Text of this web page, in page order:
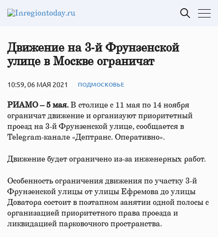
Движение на 3‑й Фрунзенской
улице в Москве ограничат
10:59, 06 МАЯ 2021 ПОДМОСКОВЬЕ
РИАМО – 5 мая. В столице с 11 мая по 14 ноября
ограничат движение и организуют приоритетный
проезд на 3-й Фрунзенской улице, сообщается в
Telegram-канале «Дептранс. Оперативно».
Движение будет ограничено из-за инженерных работ.
Особенность ограничения движения по участку 3-й
Фрунзенской улицы от улицы Ефремова до улицы
Доватора состоит в поэтапном занятии одной полосы с
организацией приоритетного права проезда и
ликвидацией парковочного пространства.